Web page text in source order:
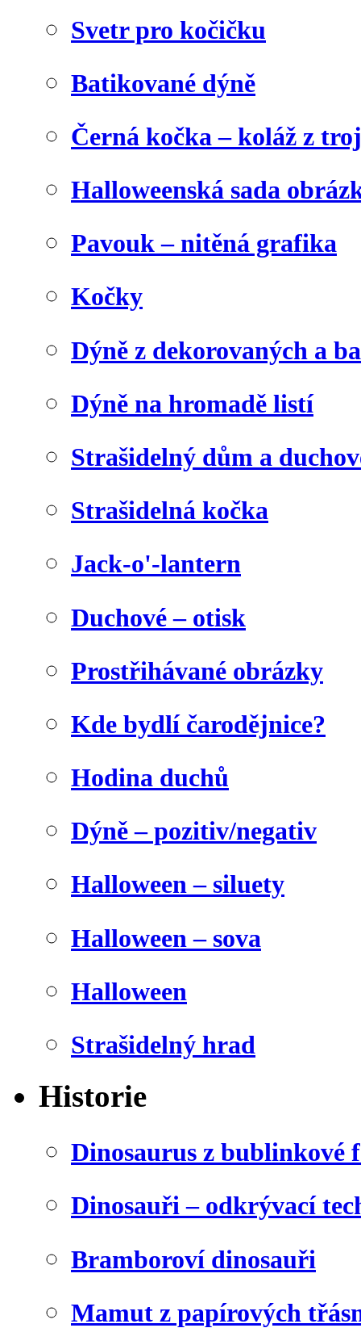
Svetr pro kočičku
Batikované dýně
Černá kočka – koláž z
Halloweenská sada
Pavouk – nitěná grafika
Kočky
Dýně z dekorovaných a
Dýně na hromadě listí
Strašidelný dům a
Strašidelná kočka
Jack-o'-lantern
Duchové – otisk
Prostřihávané obrázky
Kde bydlí čarodějnice?
Hodina duchů
Dýně – pozitiv/negativ
Halloween – siluety
Halloween – sova
Halloween
Strašidelný hrad
Historie
Dinosaurus z bublinkové
Dinosauři – odkrývací
Bramboroví dinosauři
Mamut z papírových